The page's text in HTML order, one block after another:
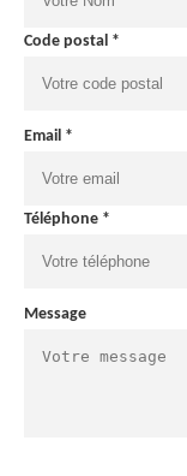
Code postal *
Email *
Téléphone *
Message